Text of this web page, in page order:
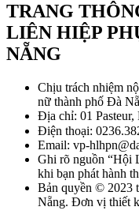
TRANG
LIÊN HIỆP
NẴNG
Chịu trách nhiệm
nữ thành phố Đà
Địa chỉ: 01
Điện thoại:
Email: vp-
Ghi rõ nguồn “Hội
khi bạn phát hành
Bản quyền © 2023
Nẵng. Đơn vị thiết